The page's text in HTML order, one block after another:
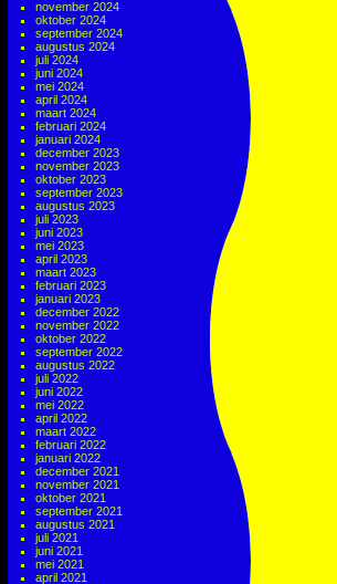
november 2024
oktober 2024
september 2024
augustus 2024
juli 2024
juni 2024
mei 2024
april 2024
maart 2024
februari 2024
januari 2024
december 2023
november 2023
oktober 2023
september 2023
augustus 2023
juli 2023
juni 2023
mei 2023
april 2023
maart 2023
februari 2023
januari 2023
december 2022
november 2022
oktober 2022
september 2022
augustus 2022
juli 2022
juni 2022
mei 2022
april 2022
maart 2022
februari 2022
januari 2022
december 2021
november 2021
oktober 2021
september 2021
augustus 2021
juli 2021
juni 2021
mei 2021
april 2021